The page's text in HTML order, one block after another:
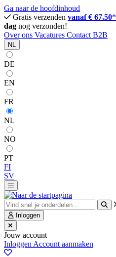
Ga naar de hoofdinhoud
Gratis verzenden vanaf € 67.50*
dag nog verzonden!
Over ons Vacatures Contact B2B
NL
DE
EN
FR
NL
NO
PT
FI
SV
Inloggen
Jouw account
Inloggen Account aanmaken